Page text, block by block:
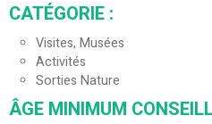
CATÉGORIE :
Visites, Musées
Activités
Sorties Nature
ÂGE MINIMUM